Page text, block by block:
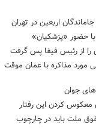
اربعین در تهران
را از رئیس فیفا پس گرفت
مورد مذاکره با عمان موقت
جوان
ملت باید در چارچوب